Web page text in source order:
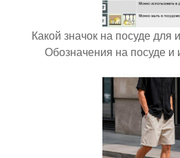
Какой значок на посуде для
Обозначения на посуде